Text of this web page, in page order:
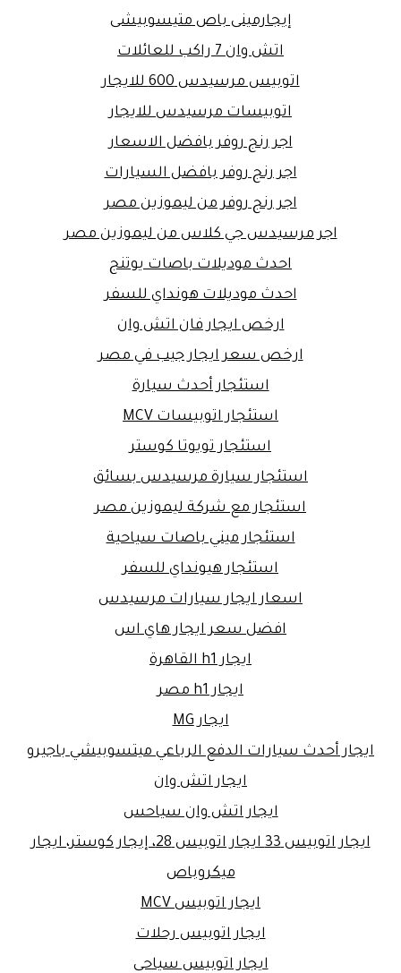
إيجارمينى باص متيسوبيشى
اتش وان 7 راكب للعائلات
اتوبيس مرسيدس 600 للايجار
اتوبيسات مرسيدس للايجار
اجر رنج روفر بافضل الاسعار
اجر رنج روفر بافضل السيارات
اجر رنج روفر من ليموزين مصر
اجر مرسيدس جي كلاس من ليموزين مصر
احدث موديلات باصات يوتنج
احدث موديلات هونداي للسفر
ارخص ايجار فان اتش وان
ارخص سعر ايجار جيب في مصر
استئجار أحدث سيارة
استئجار اتوبيسات MCV
استئجار تويوتا كوستر
استئجار سيارة مرسيدس بسائق
استئجار مع شركة ليموزين مصر
استئجار ميني باصات سياحية
استئجار هيونداي للسفر
اسعار ايجار سيارات مرسيدس
افضل سعر ايجار هاي اس
ايجار h1 القاهرة
ايجار h1 مصر
ايجار MG
ايجار أحدث سيارات الدفع الرباعي ميتسوبيشي باجيرو
ايجار اتش وان
ايجار اتش وان سياحس
ايجار اتوبيس 33 ايجار اتوبيس 28، إيجار كوستر، ايجار
ميكروباص
ايجار اتوبيس MCV
ايجار اتوبيس رحلات
ايجار اتوبيس سياحى